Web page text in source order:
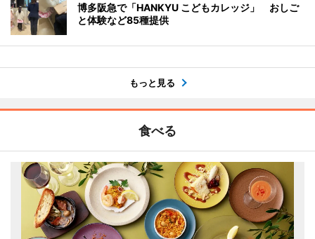
博多阪急で「HANKYU こどもカレッジ」 おしご
と体験など85種提供
もっと見る
食べる